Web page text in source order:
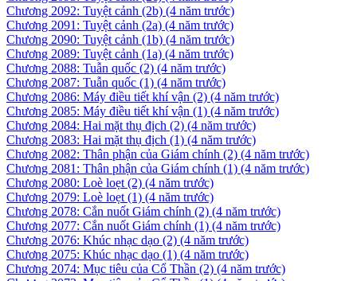
Chương 2092: Tuyệt cảnh (2b) (4 năm trước)
Chương 2091: Tuyệt cảnh (2a) (4 năm trước)
Chương 2090: Tuyệt cảnh (1b) (4 năm trước)
Chương 2089: Tuyệt cảnh (1a) (4 năm trước)
Chương 2088: Tuẫn quốc (2) (4 năm trước)
Chương 2087: Tuẫn quốc (1) (4 năm trước)
Chương 2086: Máy điều tiết khí vận (2) (4 năm trước)
Chương 2085: Máy điều tiết khí vận (1) (4 năm trước)
Chương 2084: Hai mặt thụ địch (2) (4 năm trước)
Chương 2083: Hai mặt thụ địch (1) (4 năm trước)
Chương 2082: Thân phận của Giám chính (2) (4 năm trước)
Chương 2081: Thân phận của Giám chính (1) (4 năm trước)
Chương 2080: Loè loẹt (2) (4 năm trước)
Chương 2079: Loè loẹt (1) (4 năm trước)
Chương 2078: Cắn nuốt Giám chính (2) (4 năm trước)
Chương 2077: Cắn nuốt Giám chính (1) (4 năm trước)
Chương 2076: Khúc nhạc dạo (2) (4 năm trước)
Chương 2075: Khúc nhạc dạo (1) (4 năm trước)
Chương 2074: Mục tiêu của Cổ Thần (2) (4 năm trước)